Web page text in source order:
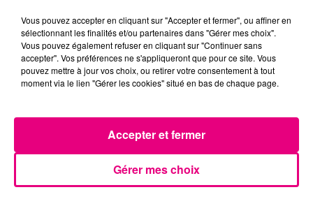
Affaire Jubillar : le procès en appel
reporté au premier semestre 2027
Vous pouvez accepter en cliquant sur "Accepter et fermer", ou affiner en
sélectionnant les finalités et/ou partenaires dans "Gérer mes choix".
Vous pouvez également refuser en cliquant sur "Continuer sans
accepter". Vos préférences ne s'appliqueront que pour ce site. Vous
pouvez mettre à jour vos choix, ou retirer votre consentement à tout
moment via le lien "Gérer les cookies" situé en bas de chaque page.
Gérer mes choix
Accepter et fermer